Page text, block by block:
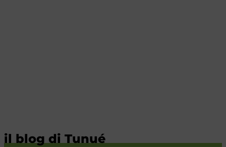
il blog di Tunué